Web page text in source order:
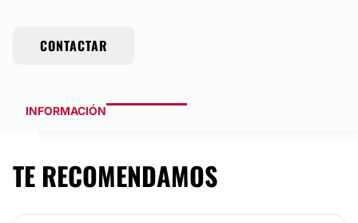
CONTACTAR
INFORMACIÓN
TE RECOMENDAMOS